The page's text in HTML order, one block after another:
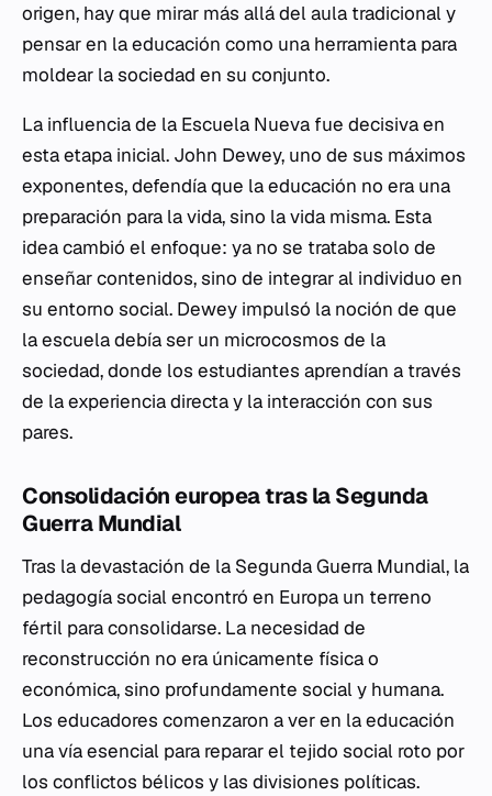
origen, hay que mirar más allá del aula tradicional y
pensar en la educación como una herramienta para
moldear la sociedad en su conjunto.
La influencia de la Escuela Nueva fue decisiva en
esta etapa inicial. John Dewey, uno de sus máximos
exponentes, defendía que la educación no era una
preparación para la vida, sino la vida misma. Esta
idea cambió el enfoque: ya no se trataba solo de
enseñar contenidos, sino de integrar al individuo en
su entorno social. Dewey impulsó la noción de que
la escuela debía ser un microcosmos de la
sociedad, donde los estudiantes aprendían a través
de la experiencia directa y la interacción con sus
pares.
Consolidación europea tras la Segunda
Guerra Mundial
Tras la devastación de la Segunda Guerra Mundial, la
pedagogía social encontró en Europa un terreno
fértil para consolidarse. La necesidad de
reconstrucción no era únicamente física o
económica, sino profundamente social y humana.
Los educadores comenzaron a ver en la educación
una vía esencial para reparar el tejido social roto por
los conflictos bélicos y las divisiones políticas.